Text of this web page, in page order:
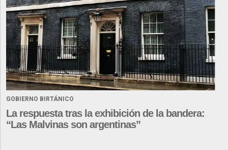
GOBIERNO BIRTÁNICO
La respuesta tras la exhibición de la bandera:
“Las Malvinas son argentinas”